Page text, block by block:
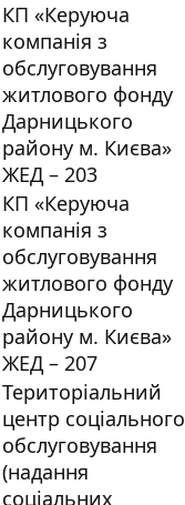
КП «Керуюча
компанія з
обслуговування
житлового фонду
Дарницького
району м. Києва»
ЖЕД – 203
КП «Керуюча
компанія з
обслуговування
житлового фонду
Дарницького
району м. Києва»
ЖЕД – 207
Територіальний
центр соціального
обслуговування
(надання
соціальних